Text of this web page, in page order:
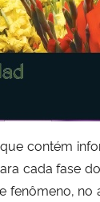
contém
cada fase
fenômeno,